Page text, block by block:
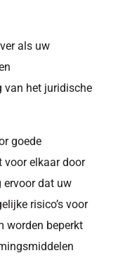
als uw
van het juridische
goede
voor elkaar door
ervoor dat uw
risico’s voor
worden beperkt